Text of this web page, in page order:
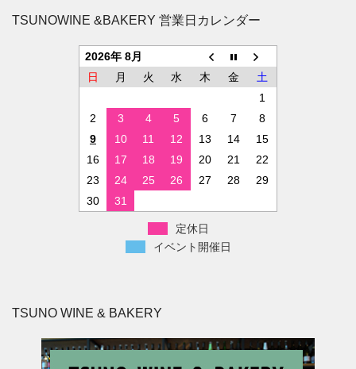
TSUNOWINE &BAKERY 営業日カレンダー
2026年 8月
日
月 火 水 木 金
土
1
2
3 4 5 6 7
8
9
10 11 12 13 14
15
16
17 18 19 20 21
22
23
24 25 26 27 28
29
30
31
定休日
イベント開催日
TSUNO WINE & BAKERY